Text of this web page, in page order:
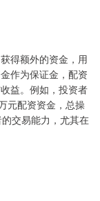
得额外的资金，用
作为保证金，配资
益。例如，投资者
元配资资金，总操
交易能力，尤其在